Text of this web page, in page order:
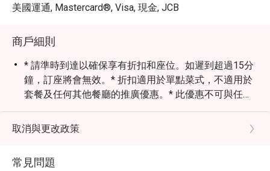
美國運通, Mastercard®, Visa, 現金, JCB
商戶細則
* 請準時到達以確保享有折扣和座位。如遲到超過15分
鐘，訂座將會無效。* 折扣適用於單點菜式，不適用於
套餐及任何其他餐廳的推廣優惠。* 此優惠不可與任何
其他折扣、現金券或推廣（例如萬豪旅享家會員優惠）
同時使用。* 不允許從不同餐廳點菜。* 用餐時間不超
過90分鐘。* 必須提前1天預訂。
取消與更改政策
常見問題